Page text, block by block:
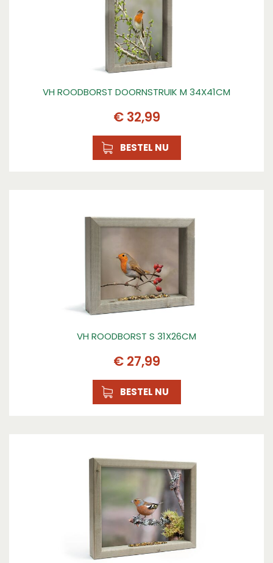
VH ROODBORST DOORNSTRUIK M 34X41CM
€ 32,99
BESTEL NU
VH ROODBORST S 31X26CM
€ 27,99
BESTEL NU